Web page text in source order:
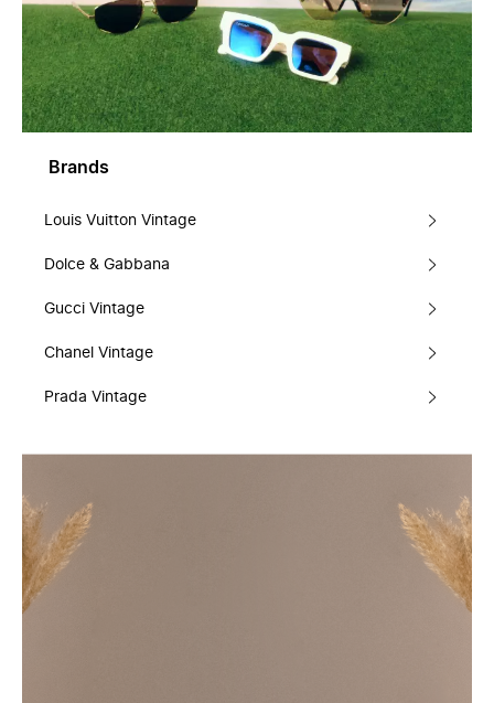
Brands
Louis Vuitton Vintage
Dolce & Gabbana
Gucci Vintage
Chanel Vintage
Prada Vintage